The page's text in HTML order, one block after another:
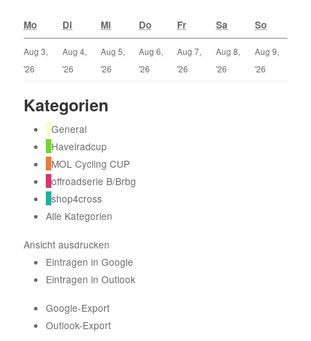
Mo Di Mi Do Fr Sa So
Aug 3,
'26
Aug 4,
'26
Aug 5,
'26
Aug 6,
'26
Aug 7,
'26
Aug 8,
'26
Aug 9,
'26
Kategorien
General
Havelradcup
MOL Cycling CUP
offroadserie B/Brbg
shop4cross
Alle Kategorien
Ansicht ausdrucken
Eintragen in Google
Eintragen in Outlook
Google-Export
Outlook-Export
6
13
27